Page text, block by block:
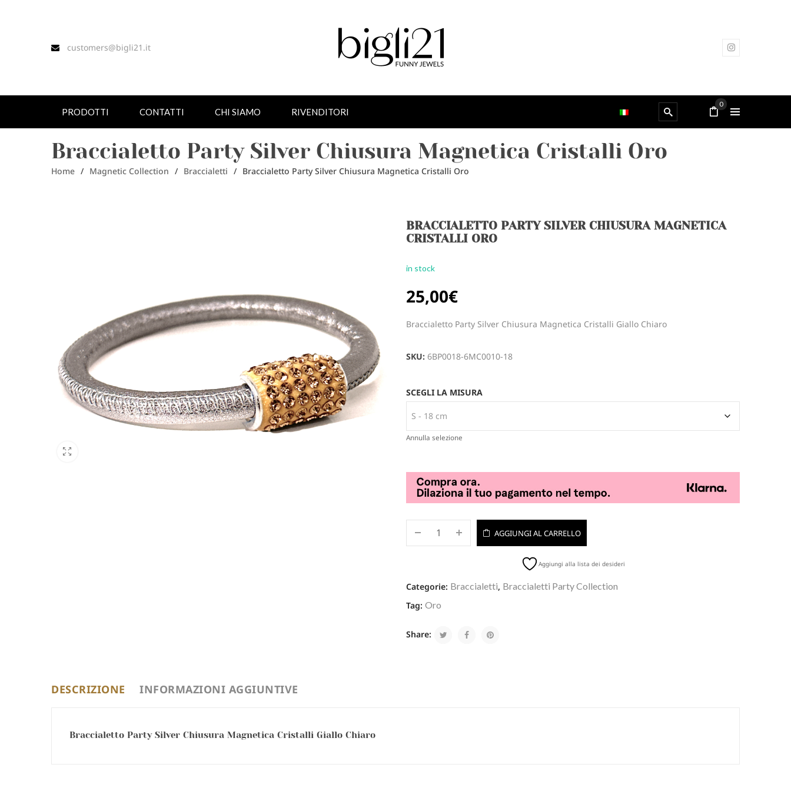
customers@bigli21.it
PRODOTTI CONTATTI CHI SIAMO RIVENDITORI
0
Braccialetto Party Silver Chiusura Magnetica Cristalli Oro
Home / Magnetic Collection / Braccialetti / Braccialetto Party Silver Chiusura Magnetica Cristalli Oro
BRACCIALETTO PARTY SILVER CHIUSURA MAGNETICA
CRISTALLI ORO
in stock
25,00€
Braccialetto Party Silver Chiusura Magnetica Cristalli Giallo Chiaro
SKU:6BP0018-6MC0010-18
SCEGLI LA MISURA
Annulla selezione
AGGIUNGI AL CARRELLO
Aggiungi alla lista dei desideri
Categorie: Braccialetti, Braccialetti Party Collection
Tag:Oro
Share:
DESCRIZIONE INFORMAZIONI AGGIUNTIVE
Braccialetto Party Silver Chiusura Magnetica Cristalli Giallo Chiaro